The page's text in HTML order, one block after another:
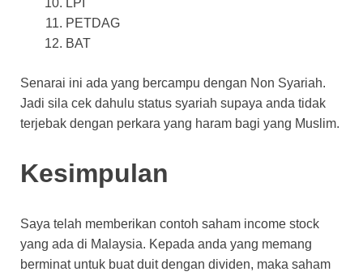
LPI
PETDAG
BAT
Senarai ini ada yang bercampu dengan Non Syariah.
Jadi sila cek dahulu status syariah supaya anda tidak
terjebak dengan perkara yang haram bagi yang Muslim.
Kesimpulan
Saya telah memberikan contoh saham income stock
yang ada di Malaysia. Kepada anda yang memang
berminat untuk buat duit dengan dividen, maka saham